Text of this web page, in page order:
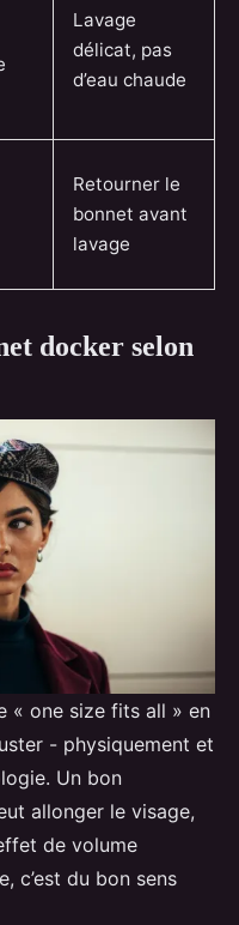
Lavage
délicat, pas
d’eau chaude
Retourner le
bonnet avant
lavage
docker selon
« one size fits all » en
- physiquement et
Un bon
allonger le visage,
de volume
c’est du bon sens